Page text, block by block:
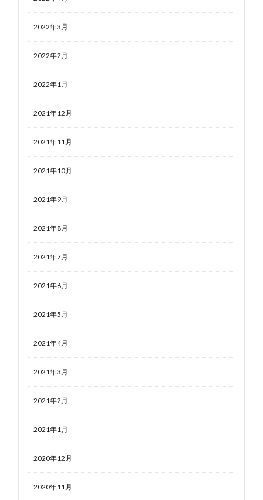
2022年3月
2022年2月
2022年1月
2021年12月
2021年11月
2021年10月
2021年9月
2021年8月
2021年7月
2021年6月
2021年5月
2021年4月
2021年3月
2021年2月
2021年1月
2020年12月
2020年11月